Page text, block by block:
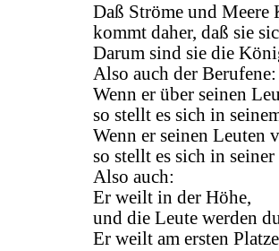
Daß Ströme und Meere
kommt daher, daß sie
Darum sind sie die
Also auch der Berufene:
Wenn er über seinen
so stellt es sich in
Wenn er seinen Leuten
so stellt es sich in
Also auch:
Er weilt in der Höhe,
und die Leute werden
Er weilt am ersten